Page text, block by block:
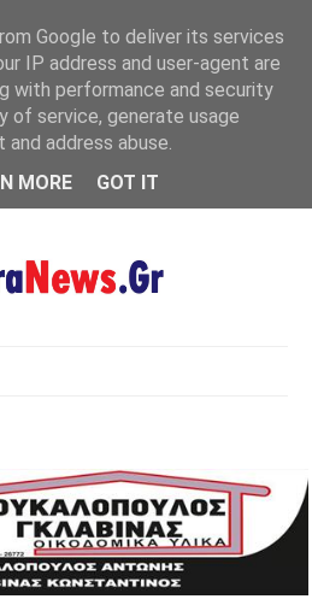
MENU
Google to deliver its services
IP address and user-agent are
with performance and security
of service, generate usage
address abuse.
MORE
GOT IT